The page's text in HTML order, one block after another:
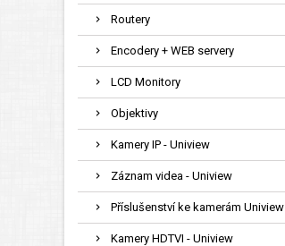
Routery
Encodery + WEB servery
LCD Monitory
Objektivy
Kamery IP - Uniview
Záznam videa - Uniview
Příslušenství ke kamerám Uniview
Kamery HDTVI - Uniview